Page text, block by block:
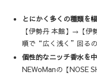
とにかく多くの種類を
【伊勢丹 本館】→【
順で“広く浅く”回るの
個性的なニッチ香水を
NEWoManの【NOSE